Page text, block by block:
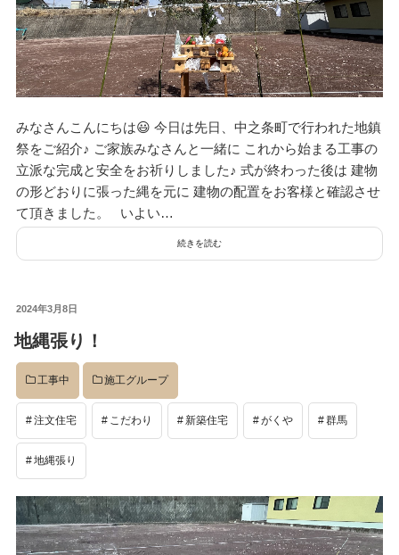
みなさんこんにちは😃 今日は先日、中之条町で行われた地鎮
祭をご紹介♪ ご家族みなさんと一緒に これから始まる工事の
立派な完成と安全をお祈りしました♪ 式が終わった後は 建物
の形どおりに張った縄を元に 建物の配置をお客様と確認させ
て頂きました。 いよい…
続きを読む
投
日:
2024年3月8日
地縄張り！
工事中 施工グループ
注文住宅 こだわり 新築住宅 がくや 群馬
地縄張り